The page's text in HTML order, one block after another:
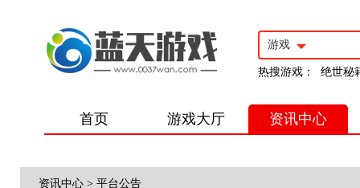
游戏
热搜游戏： 绝世秘
首页 游戏大厅 资讯中心
资讯中心 > 平台公告